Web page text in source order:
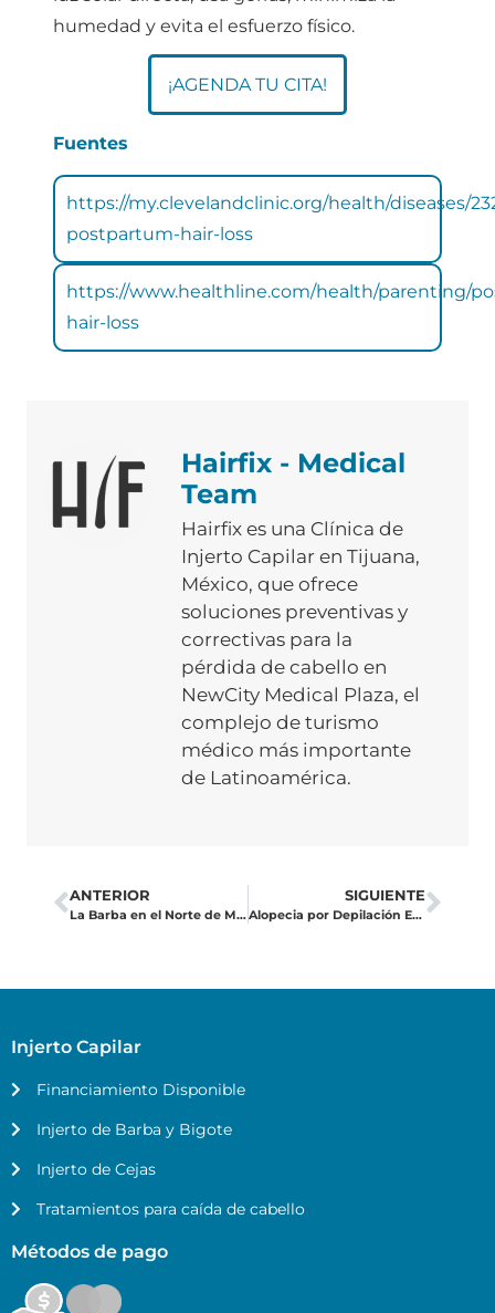
humedad y evita el esfuerzo físico.
¡AGENDA TU CITA!
Fuentes
https://my.clevelandclinic.org/health/diseases/
postpartum-hair-loss
https://www.healthline.com/health/parenting/
hair-loss
Hairfix - Medical
Team
Hairfix es una Clínica de
Injerto Capilar en Tijuana,
México, que ofrece
soluciones preventivas y
correctivas para la
pérdida de cabello en
NewCity Medical Plaza, el
complejo de turismo
médico más importante
de Latinoamérica.
ANTERIOR
La Barba en el Norte de México: Un Símbolo de Éxito, Música y Estética
SIGUIENTE
Alopecia por Depilación Excesiva: La Solución Definitiva
Injerto Capilar
Financiamiento Disponible
Injerto de Barba y Bigote
Injerto de Cejas
Tratamientos para caída de cabello
Métodos de pago